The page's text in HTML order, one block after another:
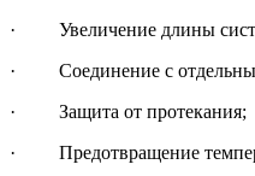
· Увеличение длины
· Соединение с
· Защита от протекания;
· Предотвращение